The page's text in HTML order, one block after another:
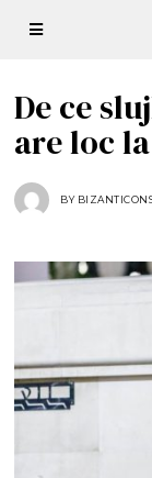
De ce
are loc
BY